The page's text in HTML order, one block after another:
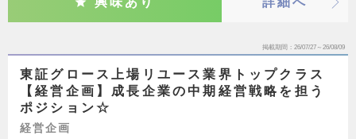
掲載期間 26/07/27～26/08/09
東証グロース上場リユース業界トップクラス
【経営企画】成長企業の中期経営戦略を担う
ポジション☆
経営企画